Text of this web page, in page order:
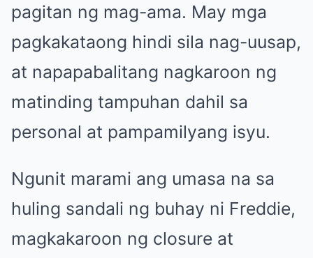
pagitan ng mag-ama. May mga
pagkakataong hindi sila nag-uusap,
at napapabalitang nagkaroon ng
matinding tampuhan dahil sa
personal at pampamilyang isyu.
Ngunit marami ang umasa na sa
huling sandali ng buhay ni Freddie,
magkakaroon ng closure at